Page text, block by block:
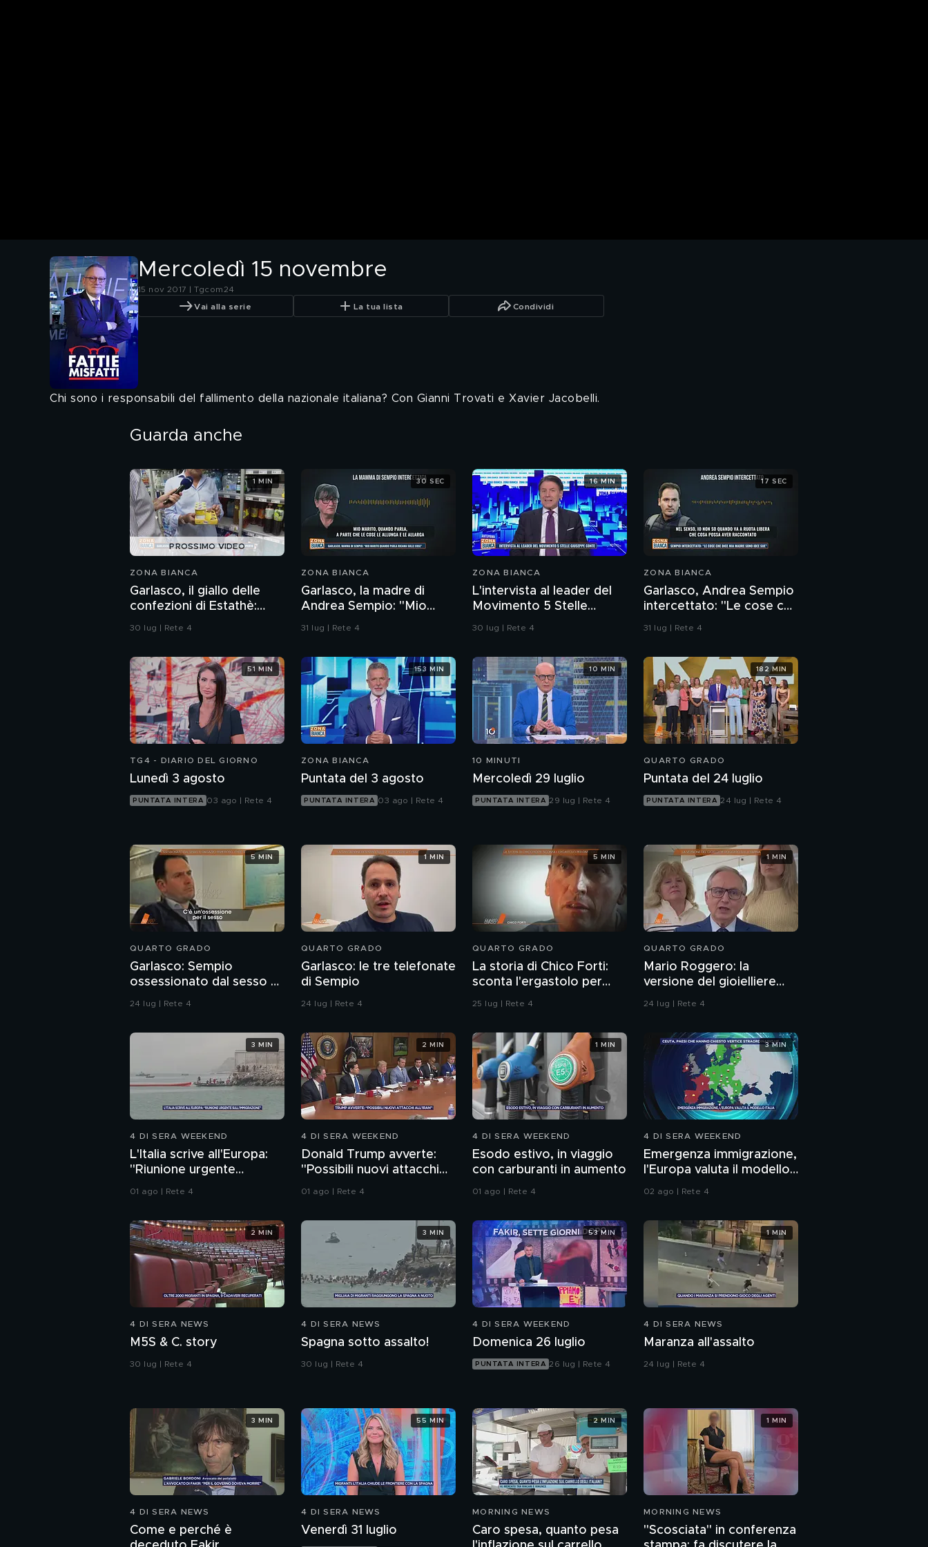
Mercoledì 15 novembre
15 nov 2017 | Tgcom24
Vai alla serie La tua lista Condividi
Chi sono i responsabili del fallimento della nazionale italiana? Con Gianni Trovati e Xavier Jacobelli.
Guarda anche
PROSSIMO VIDEO
ZONA BIANCA
Garlasco, il giallo delle
confezioni di Estathè:
ecco cosa abbiamo
30 lug | Rete 4
1 MIN
ZONA BIANCA
Garlasco, la madre di
Andrea Sempio: "Mio
marito quando parla
31 lug | Rete 4
30 SEC
ZONA BIANCA
L'intervista al leader del
Movimento 5 Stelle
Giuseppe Conte
30 lug | Rete 4
16 MIN
ZONA BIANCA
Garlasco, Andrea Sempio
intercettato: "Le cose che
dice mia madre sono idee
31 lug | Rete 4
17 SEC
TG4 - DIARIO DEL GIORNO
Lunedì 3 agosto
PUNTATA INTERA 03 ago | Rete 4
51 MIN
ZONA BIANCA
Puntata del 3 agosto
PUNTATA INTERA 03 ago | Rete 4
153 MIN
10 MINUTI
Mercoledì 29 luglio
PUNTATA INTERA 29 lug | Rete 4
10 MIN
QUARTO GRADO
Puntata del 24 luglio
PUNTATA INTERA 24 lug | Rete 4
182 MIN
QUARTO GRADO
Garlasco: Sempio
ossessionato dal sesso o
ragazzo rispettoso?
24 lug | Rete 4
5 MIN
QUARTO GRADO
Garlasco: le tre telefonate
di Sempio
24 lug | Rete 4
1 MIN
QUARTO GRADO
La storia di Chico Forti:
sconta l'ergastolo per
omicidio
25 lug | Rete 4
5 MIN
QUARTO GRADO
Mario Roggero: la
versione del gioielliere
sulla rapina
24 lug | Rete 4
1 MIN
4 DI SERA WEEKEND
L'Italia scrive all'Europa:
"Riunione urgente
sull'immigrazione"
01 ago | Rete 4
3 MIN
4 DI SERA WEEKEND
Donald Trump avverte:
"Possibili nuovi attacchi
all'Iran"
01 ago | Rete 4
2 MIN
4 DI SERA WEEKEND
Esodo estivo, in viaggio
con carburanti in aumento
01 ago | Rete 4
1 MIN
4 DI SERA WEEKEND
Emergenza immigrazione,
l'Europa valuta il modello
02 ago | Rete 4
3 MIN
4 DI SERA NEWS
M5S & C. story
30 lug | Rete 4
2 MIN
4 DI SERA NEWS
Spagna sotto assalto!
30 lug | Rete 4
3 MIN
4 DI SERA WEEKEND
Domenica 26 luglio
PUNTATA INTERA 26 lug | Rete 4
53 MIN
4 DI SERA NEWS
Maranza all'assalto
24 lug | Rete 4
1 MIN
4 DI SERA NEWS
Come e perché è
3 MIN
4 DI SERA NEWS
Venerdì 31 luglio
55 MIN
MORNING NEWS
Caro spesa, quanto pesa
2 MIN
MORNING NEWS
"Scosciata" in conferenza
1 MIN